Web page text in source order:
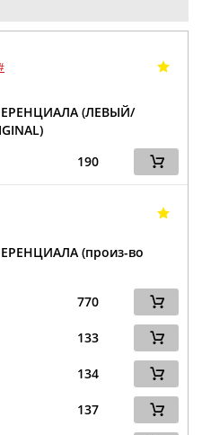
(ЛЕВЫЙ/
190
(произ-во
770
133
134
137